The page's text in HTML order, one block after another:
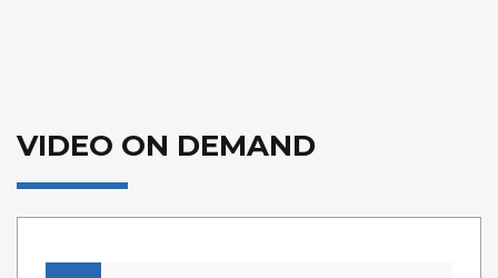
VIDEO ON DEMAND